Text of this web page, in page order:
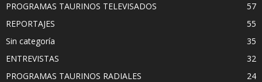
PROGRAMAS TAURINOS TELEVISADOS
57
REPORTAJES
55
Sin categoría
35
ENTREVISTAS
32
PROGRAMAS TAURINOS RADIALES
24